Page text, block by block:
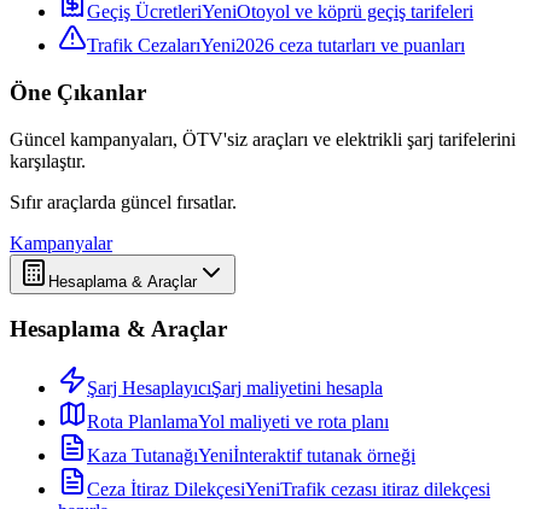
Geçiş ÜcretleriYeniOtoyol ve köprü geçiş tarifeleri
Trafik CezalarıYeni2026 ceza tutarları ve puanları
Öne Çıkanlar
Güncel kampanyaları, ÖTV'siz araçları ve elektrikli şarj tarifelerini
karşılaştır.
Sıfır araçlarda güncel fırsatlar.
Kampanyalar
Hesaplama & Araçlar
Hesaplama & Araçlar
Şarj HesaplayıcıŞarj maliyetini hesapla
Rota PlanlamaYol maliyeti ve rota planı
Kaza TutanağıYeniİnteraktif tutanak örneği
Ceza İtiraz DilekçesiYeniTrafik cezası itiraz dilekçesi